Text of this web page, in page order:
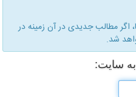
اگر مطالب جدیدی در آن زمینه در
شد.
سایت: